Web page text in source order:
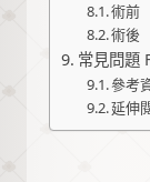
術前
術後
常見問題
參考
延伸